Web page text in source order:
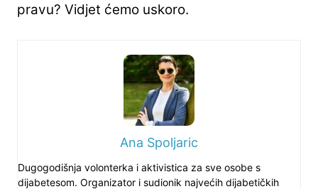
pravu? Vidjet ćemo uskoro.
Ana Spoljaric
Dugogodišnja volonterka i aktivistica za sve osobe s
dijabetesom. Organizator i sudionik najvećih dijabetičkih